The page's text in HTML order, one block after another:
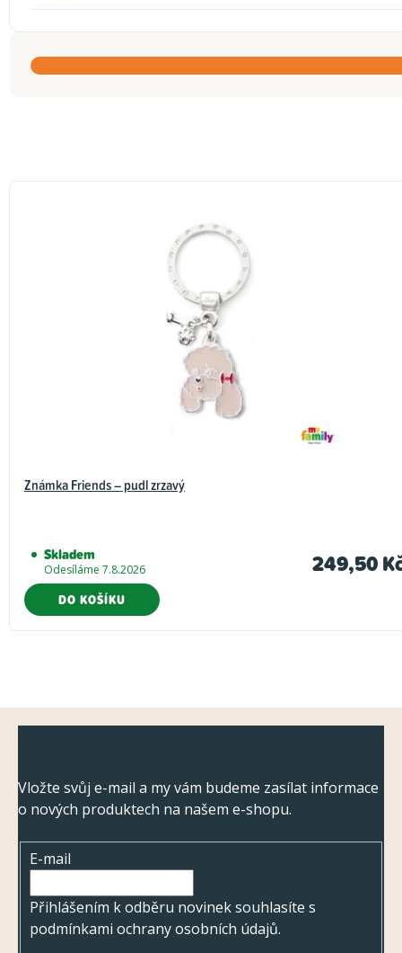
Známka Friends – pudl zrzavý
Skladem
Odesíláme 7.8.2026 249,50
DO KOŠÍKU
Vložte svůj e-mail a my vám budeme zasílat informace
o nových produktech na našem e-shopu.
E-mail
Přihlášením k odběru novinek souhlasíte s
podmínkami ochrany osobních údajů.